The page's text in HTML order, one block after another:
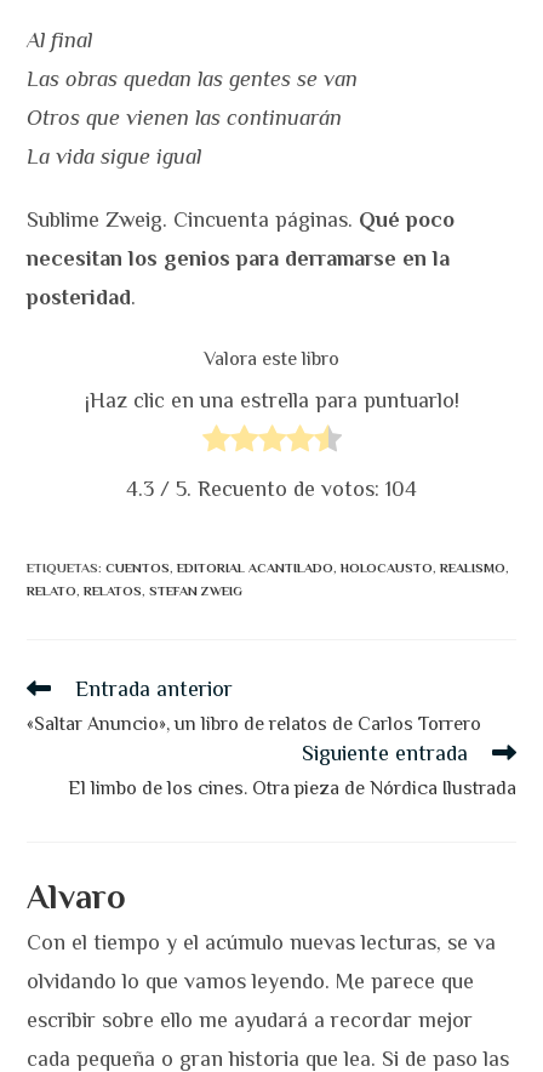
Al final
Las obras quedan las gentes se van
Otros que vienen las continuarán
La vida sigue igual
Sublime Zweig. Cincuenta páginas. Qué poco
necesitan los genios para derramarse en la
posteridad.
Valora este libro
¡Haz clic en una estrella para puntuarlo!
4.3 / 5. Recuento de votos: 104
ETIQUETAS:CUENTOS, EDITORIAL ACANTILADO, HOLOCAUSTO, REALISMO,
RELATO, RELATOS, STEFAN ZWEIG
Leer
más
artículos
Entrada anterior
«Saltar Anuncio», un libro de relatos de Carlos Torrero
Siguiente entrada
El limbo de los cines. Otra pieza de Nórdica Ilustrada
Alvaro
Con el tiempo y el acúmulo nuevas lecturas, se va
olvidando lo que vamos leyendo. Me parece que
escribir sobre ello me ayudará a recordar mejor
cada pequeña o gran historia que lea. Si de paso las